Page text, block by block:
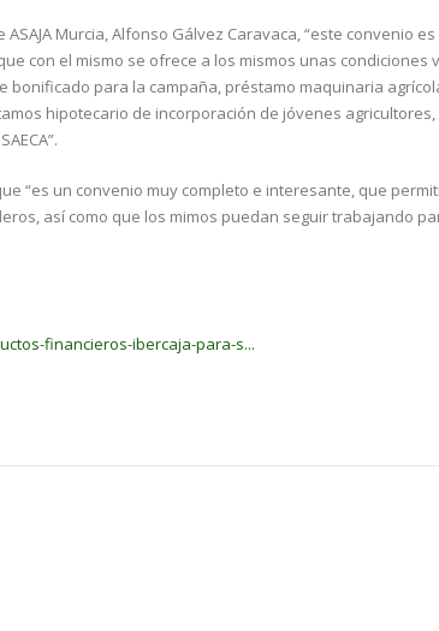
Murcia, Alfonso Gálvez Caravaca, “este convenio
con el mismo se ofrece a los mismos unas condiciones
bonificado para la campaña, préstamo maquinaria
hipotecario de incorporación de jóvenes
“es un convenio muy completo e interesante, que
así como que los mimos puedan seguir trabajando
financieros-ibercaja-para-s...